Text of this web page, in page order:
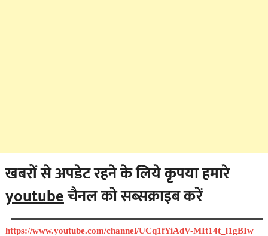
खबरों से अपडेट रहने के लिये कृपया हमारे
youtubeचैनल को सब्सक्राइब करें
https://www.youtube.com/channel/UCq1fYiAdV-MIt14t_l1gBIw